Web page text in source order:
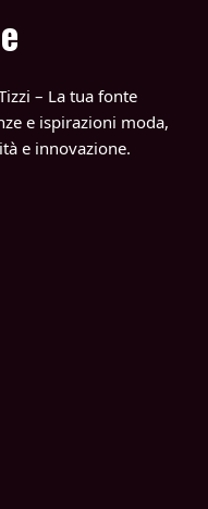
– La tua fonte
e ispirazioni moda,
e innovazione.